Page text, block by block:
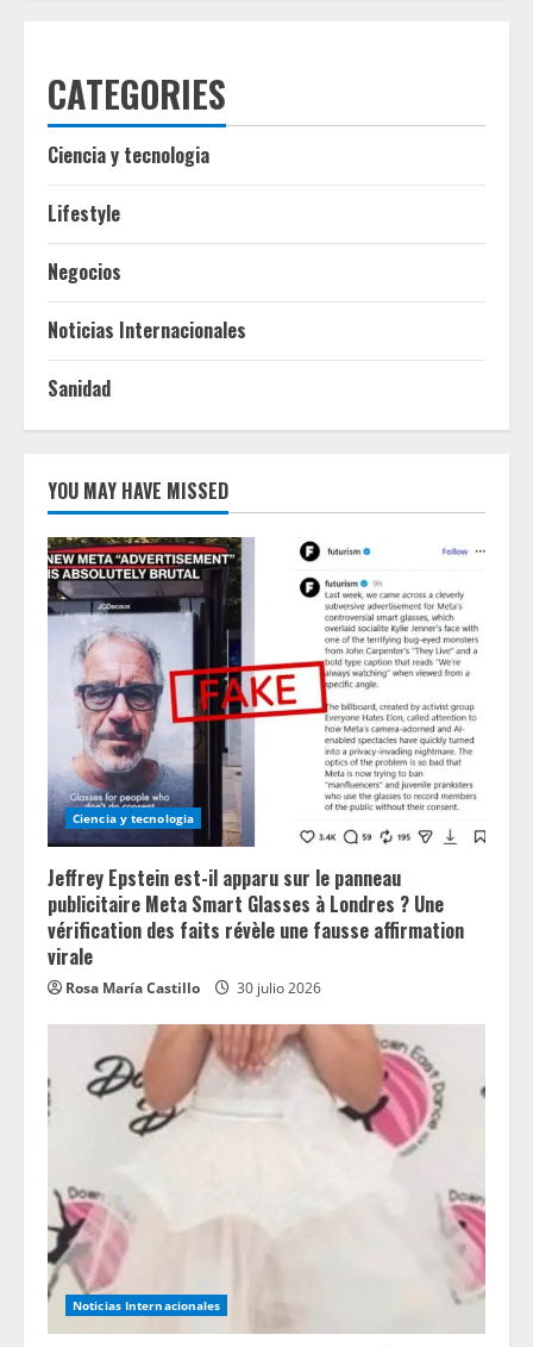
CATEGORIES
Ciencia y tecnologia
Lifestyle
Negocios
Noticias Internacionales
Sanidad
YOU MAY HAVE MISSED
Ciencia y tecnologia
Jeffrey Epstein est-il apparu sur le panneau
publicitaire Meta Smart Glasses à Londres ? Une
vérification des faits révèle une fausse affirmation
virale
Rosa María Castillo 30 julio 2026
Noticias Internacionales